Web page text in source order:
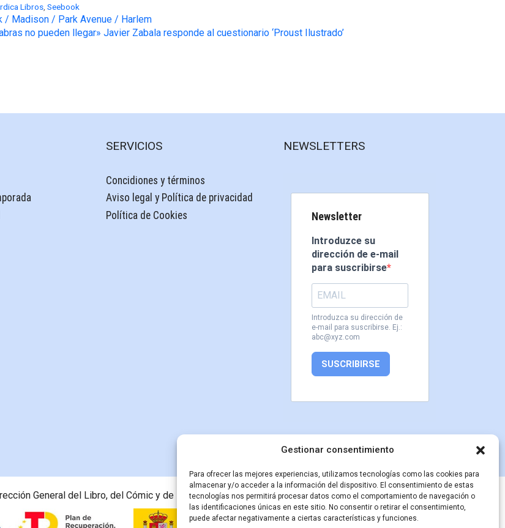
Gestionar consentimiento
Para ofrecer las mejores experiencias, utilizamos tecnologías como las cookies para
almacenar y/o acceder a la información del dispositivo. El consentimiento de estas
tecnologías nos permitirá procesar datos como el comportamiento de navegación o
las identificaciones únicas en este sitio. No consentir o retirar el consentimiento,
puede afectar negativamente a ciertas características y funciones.
Libros, Seebook
/ Madison / Park Avenue / Harlem
no pueden llegar» Javier Zabala responde al cuestionario ‘Proust Ilustrado’
SERVICIOS
Concidiones y términos
Aviso legal y Política de privacidad
Política de Cookies
NEWSLETTERS
Newsletter
Introduzce su
dirección de e-mail
para suscribirse
Introduzca su dirección de
e-mail para suscribirse. Ej.:
abc@xyz.com
SUSCRIBIRSE
General del Libro, del Cómic y de la Lectura, Ministerio de Cultura